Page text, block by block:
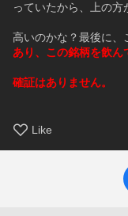
っていたから、上の方
高いのかな？最後に、
あり、この銘柄を飲ん
確証はありません。
Like